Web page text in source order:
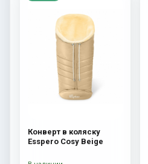
Конверт в коляску
Esspero Cosy Beige